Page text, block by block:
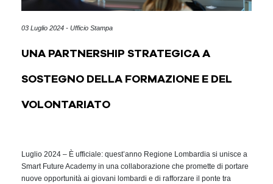
03 Luglio 2024 - Ufficio Stampa
UNA PARTNERSHIP STRATEGICA A
SOSTEGNO DELLA FORMAZIONE E DEL
VOLONTARIATO
Luglio 2024 – È ufficiale: quest’anno Regione Lombardia si unisce a
Smart Future Academy in una collaborazione che promette di portare
nuove opportunità ai giovani lombardi e di rafforzare il ponte tra